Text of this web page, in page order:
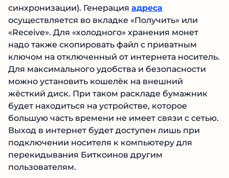
синхронизации). Генерация адреса
осуществляется во вкладке «Получить» или
«Receive». Для «холодного» хранения монет
надо также скопировать файл с приватным
ключом на отключенный от интернета носитель.
Для максимального удобства и безопасности
можно установить кошелёк на внешний
жёсткий диск. При таком раскладе бумажник
будет находиться на устройстве, которое
большую часть времени не имеет связи с сетью.
Выход в интернет будет доступен лишь при
подключении носителя к компьютеру для
перекидывания Биткоинов другим
пользователям.